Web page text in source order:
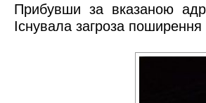
Прибувши за вказаною
Існувала загроза